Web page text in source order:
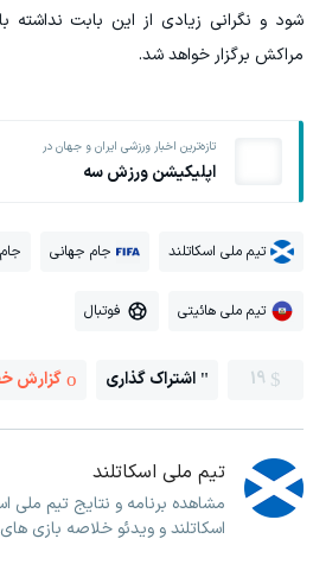
شود و نگرانی زیادی از این بابت نداشته
مراکش برگزار خواهد شد.
تازه‌ترین اخبار ورزشی ایران و جهان در
اپلیکیشن ورزش سه
تیم ملی اسکاتلند جام جهانی جام
تیم ملی هائیتی فوتبال
19 اشتراک گذاری گزارش
تیم ملی اسکاتلند
مشاهده برنامه و نتایج تیم ملی
اسکاتلند و ویدئو خلاصه بازی